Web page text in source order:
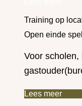
Training op
Open einde spel
Voor
Lees meer